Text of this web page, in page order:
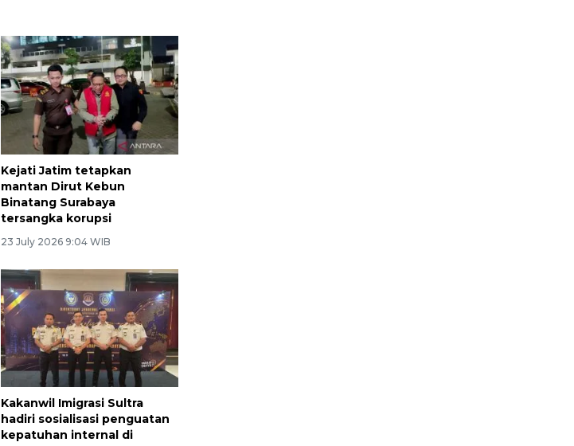
Kejati Jatim tetapkan
mantan Dirut Kebun
Binatang Surabaya
tersangka korupsi
23 July 2026 9:04 WIB
Kakanwil Imigrasi Sultra
hadiri sosialisasi penguatan
kepatuhan internal di